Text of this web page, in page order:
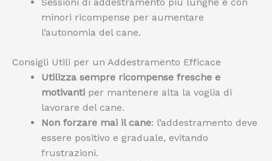
minori ricompense per aumentare
l’autonomia del cane.
Consigli Utili per un Addestramento Efficace
Utilizza sempre ricompense fresche e
motivanti per mantenere alta la voglia di
lavorare del cane.
Non forzare mai il cane: l’addestramento deve
essere positivo e graduale, evitando
frustrazioni.